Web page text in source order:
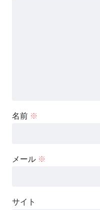
名前 ※
メール ※
サイト